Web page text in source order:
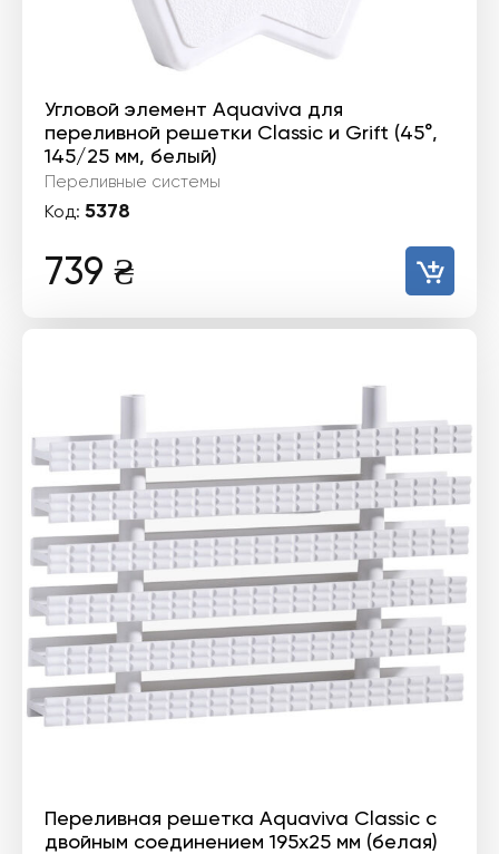
Угловой элемент Aquaviva для
переливной решетки Classiс и Grift (45°,
145/25 мм, белый)
Переливные системы
Код: 5378
739 ₴
Переливная решетка Aquaviva Classic с
двойным соединением 195x25 мм (белая)